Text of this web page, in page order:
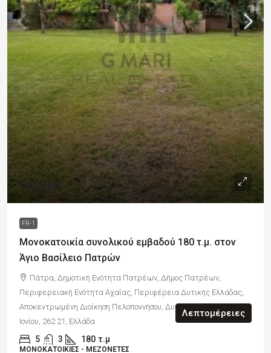
€400,000
FR-1
Μονοκατοικία συνολικού εμβαδού 180 τ.μ. στον
Άγιο Βασίλειο Πατρών
Πάτρα, Δημοτική Ενότητα Πατρέων, Δήμος Πατρέων,
Περιφερειακή Ενότητα Αχαΐας, Περιφέρεια Δυτικής Ελλάδας,
Αποκεντρωμένη Διοίκηση Πελοποννήσου, Δυτικής Ελλάδας και
Ιονίου, 262 21, Ελλάδα
5 3 180 τ.μ
ΜΟΝΟΚΑΤΟΙΚΊΕΣ - ΜΕΖΟΝΈΤΕΣ
Λεπτομέρειες